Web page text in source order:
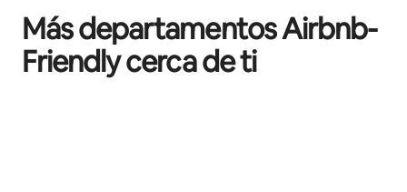
Más departamentos Airbnb-
Friendly cerca de ti